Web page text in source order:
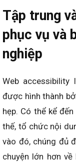
Tập trung
phục vụ và
nghiệp
Web accessibility
được hình thành
hẹp. Có thể kể
thế, tổ chức nội
vào đó, chúng đủ
chuyện lớn hơn